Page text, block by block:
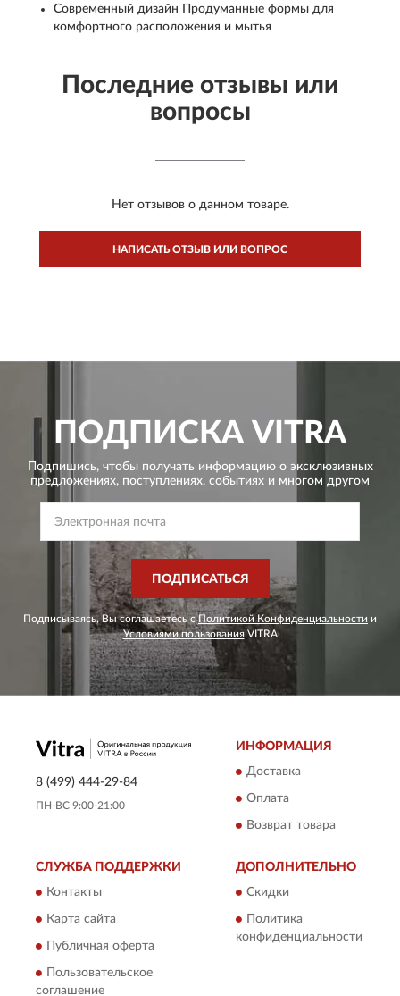
Современный дизайн Продуманные формы для
комфортного расположения и мытья
Последние отзывы или
вопросы
Нет отзывов о данном товаре.
НАПИСАТЬ ОТЗЫВ ИЛИ ВОПРОС
ПОДПИСКА VITRA
Подпишись, чтобы получать информацию о эксклюзивных
предложениях, поступлениях, событиях и многом другом
ПОДПИСАТЬСЯ
Подписываясь, Вы соглашаетесь сПолитикой Конфиденциальности и
Условиями пользованияVITRA
8 (499) 444-29-84
ПН-ВС 9:00-21:00
ИНФОРМАЦИЯ
Доставка
Оплата
Возврат товара
СЛУЖБА ПОДДЕРЖКИ
Контакты
Карта сайта
Публичная оферта
Пользовательское
соглашение
ДОПОЛНИТЕЛЬНО
Скидки
Политика
конфиденциальности